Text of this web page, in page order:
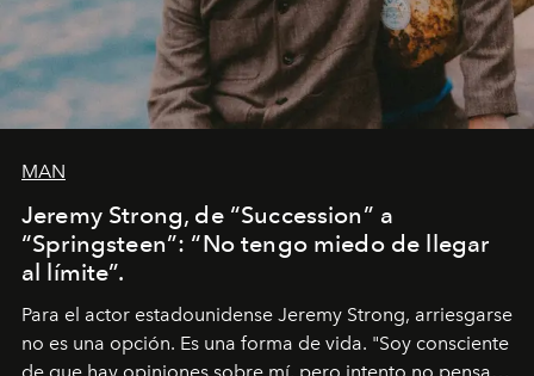
MAN
Jeremy Strong, de “Succession” a
“Springsteen”: “No tengo miedo de llegar
al límite”.
Para el actor estadounidense Jeremy Strong, arriesgarse
no es una opción. Es una forma de vida. "Soy consciente
de que hay opiniones sobre mí, pero intento no pensar